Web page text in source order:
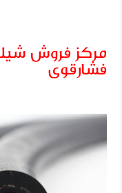
مرکز فروش
فشارقوی